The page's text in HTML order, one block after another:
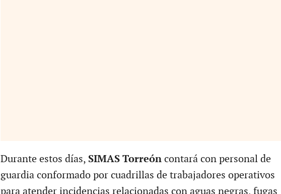
Durante estos días, SIMAS Torreóncontará con personal de
guardia conformado por cuadrillas de trabajadores operativos
para atender incidencias relacionadas con aguas negras, fugas